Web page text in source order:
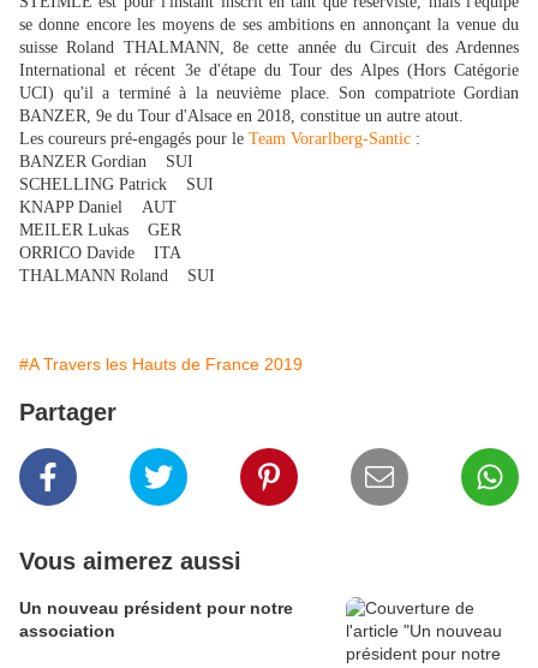
se donne encore les moyens de ses ambitions en annonçant la venue du
suisse Roland THALMANN, 8e cette année du Circuit des Ardennes
International et récent 3e d'étape du Tour des Alpes (Hors Catégorie
UCI) qu'il a terminé à la neuvième place. Son compatriote Gordian
BANZER, 9e du Tour d'Alsace en 2018, constitue un autre atout.
Les coureurs pré-engagés pour le Team Vorarlberg-Santic :
BANZER Gordian SUI
SCHELLING Patrick SUI
KNAPP Daniel AUT
MEILER Lukas GER
ORRICO Davide ITA
THALMANN Roland SUI
#A Travers les Hauts de France 2019
Partager
Vous aimerez aussi
Un nouveau président pour notre
association